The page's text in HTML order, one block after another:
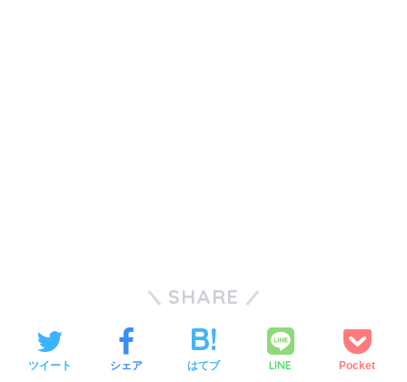
SHARE
ツイート シェア はてブ LINE Pocket